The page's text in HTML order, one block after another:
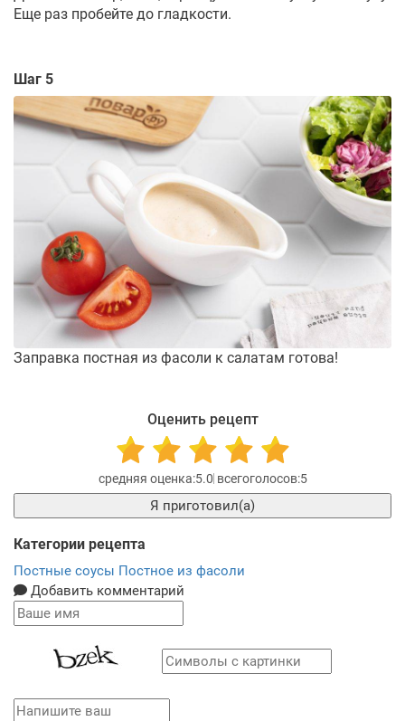
Еще раз пробейте до гладкости.
Шаг 5
Заправка постная из фасоли к салатам готова!
Оценить рецепт
5.0 5
Я приготовил(а)
Категории рецепта
Постные соусы Постное из фасоли
Добавить комментарий